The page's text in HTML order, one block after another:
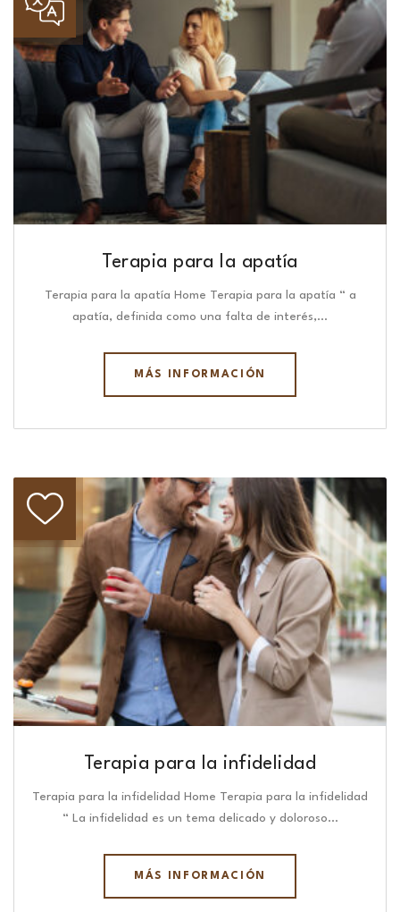
Terapia para la apatía
Terapia para la apatía Home Terapia para la apatía “ a
apatía, definida como una falta de interés,…
MÁS INFORMACIÓN
Terapia para la infidelidad
Terapia para la infidelidad Home Terapia para la infidelidad
“ La infidelidad es un tema delicado y doloroso…
MÁS INFORMACIÓN